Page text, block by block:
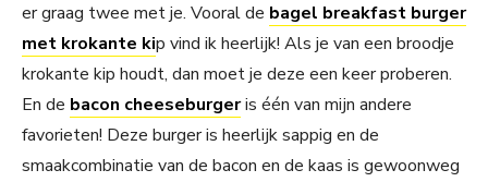
er graag twee met je. Vooral de bagel breakfast burger
met krokante kip vind ik heerlijk! Als je van een broodje
krokante kip houdt, dan moet je deze een keer proberen.
En de bacon cheeseburgeris één van mijn andere
favorieten! Deze burger is heerlijk sappig en de
smaakcombinatie van de bacon en de kaas is gewoonweg